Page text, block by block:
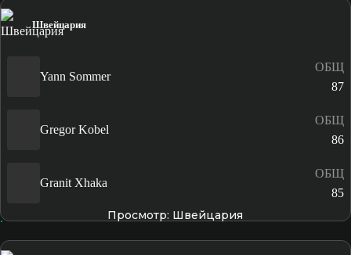
Швейцария
Yann Sommer
ОБЩ
87
Gregor Kobel
ОБЩ
86
Granit Xhaka
ОБЩ
85
Просмотр: Швейцария